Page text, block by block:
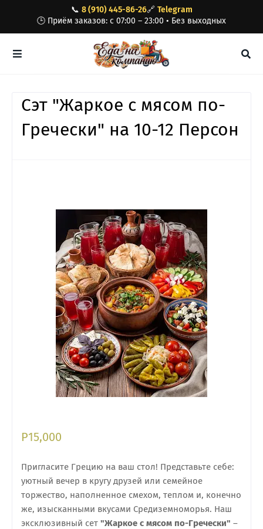
📞 8 (910) 445-86-26🔗 Telegram
🕒 Приём заказов: с 07:00 – 23:00 • Без выходных
Сэт "Жаркое с мясом по-
Гречески" на 10-12 Персон
Р15,000
Пригласите Грецию на ваш стол! Представьте себе:
уютный вечер в кругу друзей или семейное
торжество, наполненное смехом, теплом и, конечно
же, изысканными вкусами Средиземноморья. Наш
эксклюзивный сет "Жаркое с мясом по-Гречески" –